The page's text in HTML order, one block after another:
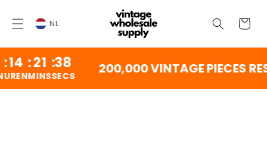
INHOUD NL
:21 :
MINS
37
SECS 200,000 VINTAGE PIECES